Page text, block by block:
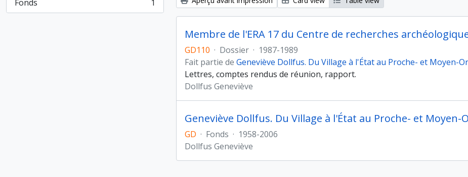
Fonds
, 1 résultats 1
Membre de l'ERA 17 du Centre de recherches
GD110 · Dossier · 1987-1989
Fait partie de Geneviève Dollfus. Du Village à l'État au Proche- et Moyen-
Lettres, comptes rendus de réunion, rapport.
Dollfus Geneviève
Geneviève Dollfus. Du Village à l'État au Proche- et Moyen-
GD · Fonds · 1958-2006
Dollfus Geneviève